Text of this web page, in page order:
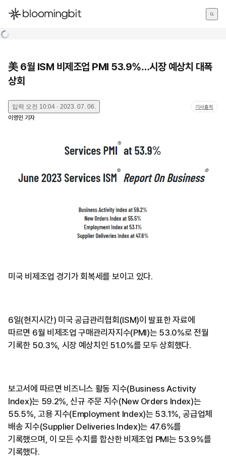
한국어
美 6월 ISM 비제조업 PMI 53.9%…시장 예상치 대폭
상회
입력 오전 10:04 · 2023. 07. 06. 기사출처
이영민 기자
미국 비제조업 경기가 회복세를 보이고 있다.
6일(현지시간) 미국 공급관리협회(ISM)이 발표한 자료에
따르면 6월 비제조업 구매관리자지수(PMI)는 53.0%로 전월
기록한 50.3%, 시장 예상치인 51.0%를 모두 상회했다.
보고서에 따르면 비즈니스 활동 지수(Business Activity
Index)는 59.2%, 신규 주문 지수(New Orders Index)는
55.5%, 고용 지수(Employment Index)는 53.1%, 공급업체
배송 지수(Supplier Deliveries Index)는 47.6%를
기록했으며, 이 모든 수치를 합산한 비제조업 PMI는 53.9%를
기록했다.